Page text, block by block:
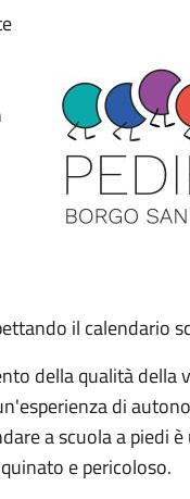
il calendario
della qualità della
di
a scuola a piedi
e pericoloso.